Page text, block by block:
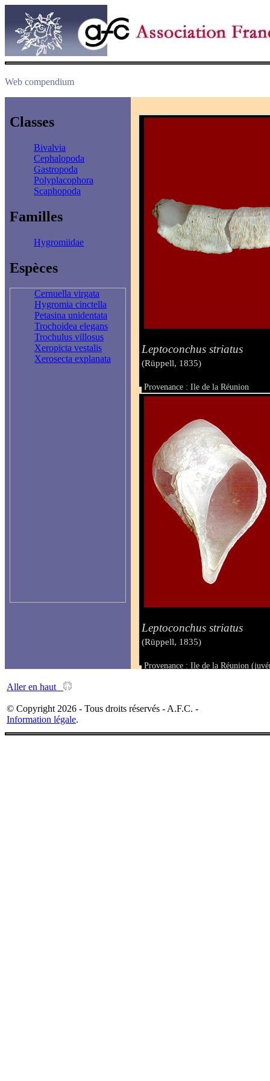
Web compendium
Classes
Bivalvia
Cephalopoda
Gastropoda
Polyplacophora
Scaphopoda
Familles
Hygromiidae
Espèces
Cernuella virgata
Hygromia cinctella
Petasina unidentata
Trochoidea elegans
Trochulus villosus
Xeropicta vestalis
Xerosecta explanata
Leptoconchus striatus
(Rüppell, 1835)
Provenance : Ile de la Réunion
Taille : 10.0 mm
Leptoconchus striatus
(Rüppell, 1835)
Provenance : Ile de la Réunion
Aller en haut
© Copyright 2026 - Tous droits réservés - A.F.C. -
Information légale.